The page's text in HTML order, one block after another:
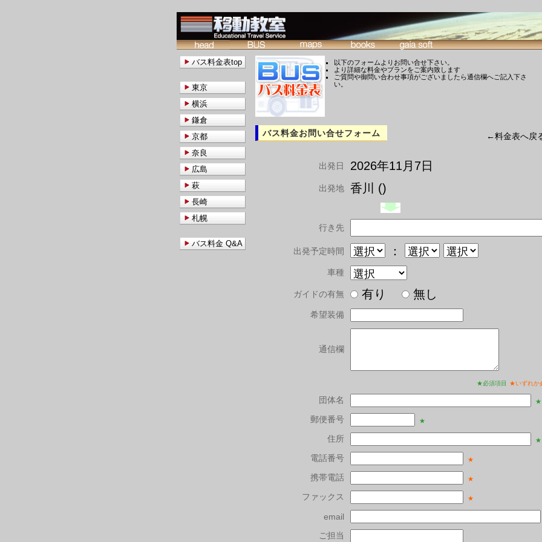
以下のフォームよりお問い合せ下さい。
より詳細な料金やプランをご案内致します
ご質問や御問い合わせ事項がございましたら通信欄へご記入下さ
い。
バス料金お問い合せフォーム ←料金表へ戻
出発日 2026年11月7日
出発地 香川 ()
行き先
出発予定時間 ：
車種
ガイドの有無 有り 無し
希望装備
通信欄
★必須項目 ★いずれか
団体名 ★
郵便番号 ★
住所 ★
電話番号 ★
携帯電話 ★
ファックス ★
email
ご担当
バス料金表top
東京
横浜
鎌倉
京都
奈良
広島
萩
長崎
札幌
バス料金 Q&A